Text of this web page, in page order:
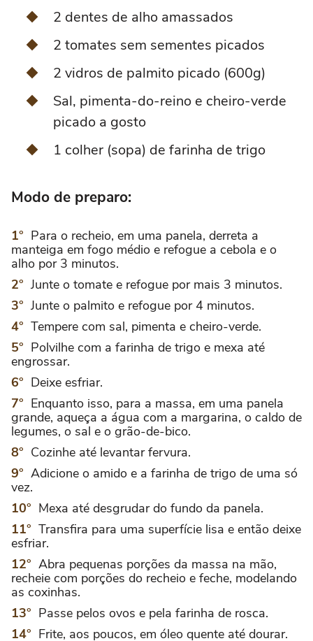
2 dentes de alho amassados
2 tomates sem sementes picados
2 vidros de palmito picado (600g)
Sal, pimenta-do-reino e cheiro-verde
picado a gosto
1 colher (sopa) de farinha de trigo
Modo de preparo:
Para o recheio, em uma panela, derreta a
manteiga em fogo médio e refogue a cebola e o
alho por 3 minutos.
Junte o tomate e refogue por mais 3 minutos.
Junte o palmito e refogue por 4 minutos.
Tempere com sal, pimenta e cheiro-verde.
Polvilhe com a farinha de trigo e mexa até
engrossar.
Deixe esfriar.
Enquanto isso, para a massa, em uma panela
grande, aqueça a água com a margarina, o caldo de
legumes, o sal e o grão-de-bico.
Cozinhe até levantar fervura.
Adicione o amido e a farinha de trigo de uma só
vez.
Mexa até desgrudar do fundo da panela.
Transfira para uma superfície lisa e então deixe
esfriar.
Abra pequenas porções da massa na mão,
recheie com porções do recheio e feche, modelando
as coxinhas.
Passe pelos ovos e pela farinha de rosca.
Frite, aos poucos, em óleo quente até dourar.